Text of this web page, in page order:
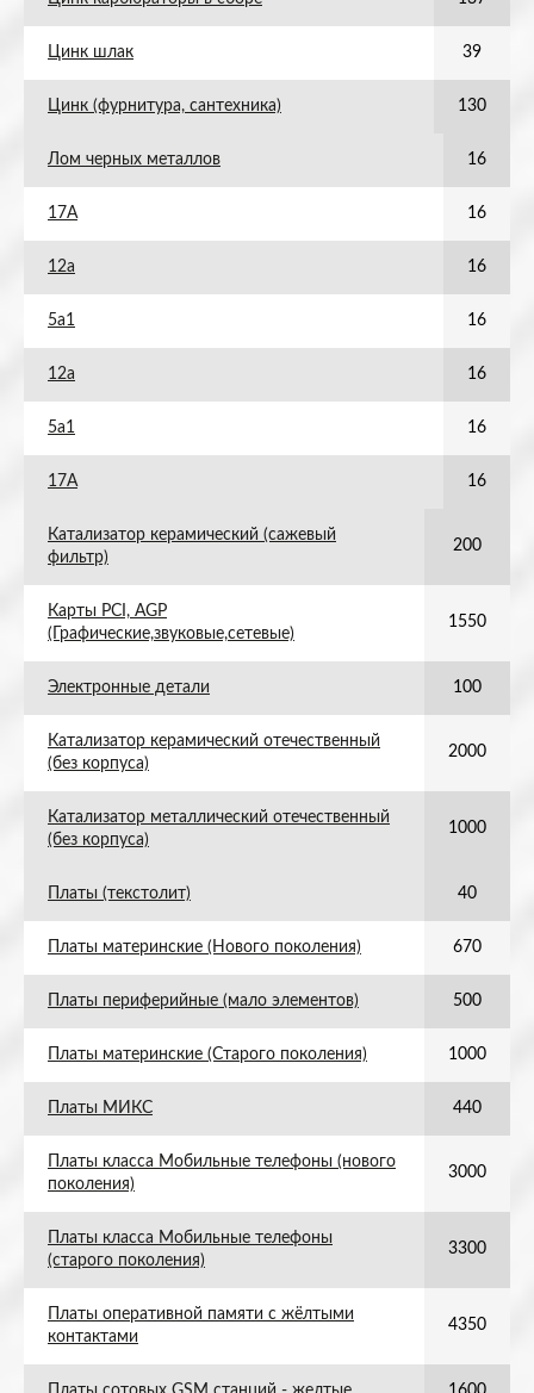
Цинк шлак 39
Цинк (фурнитура, сантехника) 130
Лом черных металлов 16
17А 16
12а 16
5а1 16
12а 16
5а1 16
17А 16
Катализатор керамический (сажевый
фильтр)
200
Карты PCI, AGP
(Графические,звуковые,сетевые)
1550
Электронные детали 100
Катализатор керамический отечественный
(без корпуса)
2000
Катализатор металлический отечественный
(без корпуса)
1000
Платы (текстолит) 40
Платы материнские (Нового поколения) 670
Платы периферийные (мало элементов) 500
Платы материнские (Старого поколения) 1000
Платы МИКС 440
Платы класса Мобильные телефоны (нового
поколения)
3000
Платы класса Мобильные телефоны
(старого поколения)
3300
Платы оперативной памяти с жёлтыми
контактами
4350